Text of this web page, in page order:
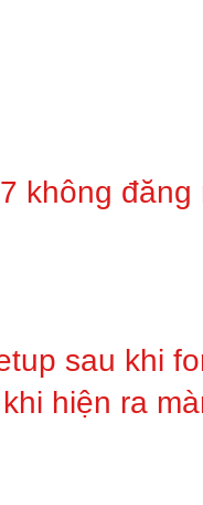
không
sau khi
hiện ra